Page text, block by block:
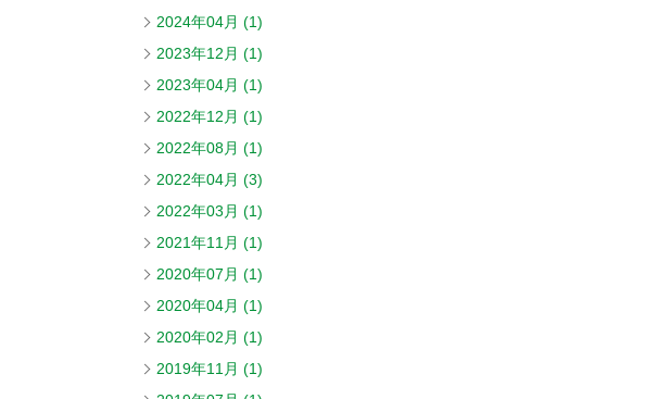
2024年04月 (1)
2023年12月 (1)
2023年04月 (1)
2022年12月 (1)
2022年08月 (1)
2022年04月 (3)
2022年03月 (1)
2021年11月 (1)
2020年07月 (1)
2020年04月 (1)
2020年02月 (1)
2019年11月 (1)